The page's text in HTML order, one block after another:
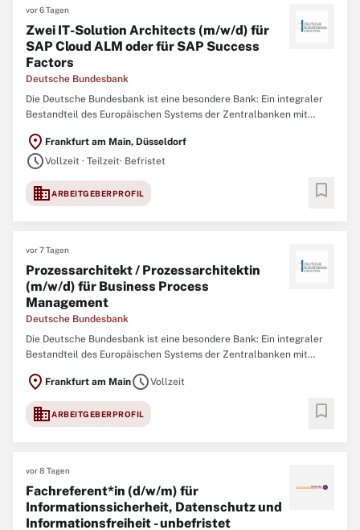
vor 6 Tagen
Zwei IT-Solution Architects (m/w/d) für
SAP Cloud ALM oder für SAP Success
Factors
Deutsche Bundesbank
Die Deutsche Bundesbank ist eine besondere Bank: Ein integraler
Bestandteil des Europäischen Systems der Zentralbanken mit
Geldpolitik und im Zahlungsverkehr in Deutschland. Allem voran
jedoch sind wir ein starkes Team
location_on Frankfurt am Main, Düsseldorf
scheduleVollzeit · Teilzeit· Befristet
domainARBEITGEBERPROFIL bookmark
vor 7 Tagen
Prozessarchitekt / Prozessarchitektin
(m/w/d) für Business Process
Management
Deutsche Bundesbank
Die Deutsche Bundesbank ist eine besondere Bank: Ein integraler
Bestandteil des Europäischen Systems der Zentralbanken mit
Geldpolitik und im Zahlungsverkehr in Deutschland. Allem voran
jedoch sind wir ein starkes Team
location_on Frankfurt am MainscheduleVollzeit
domainARBEITGEBERPROFIL bookmark
vor 8 Tagen
Fachreferent*in (d/w/m) für
Informationssicherheit, Datenschutz und
Informationsfreiheit - unbefristet